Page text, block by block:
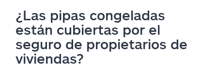
¿Las pipas congeladas
están cubiertas por el
seguro de propietarios de
viviendas?